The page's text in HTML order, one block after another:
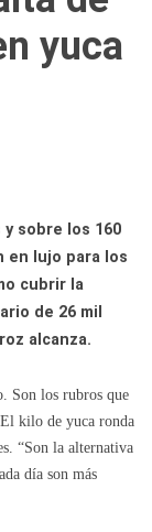
yuca
sobre los 160
en lujo para los
cubrir la
de 26 mil
alcanza.
Son los rubros que
kilo de yuca ronda
“Son la alternativa
día son más